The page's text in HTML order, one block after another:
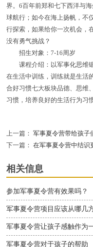
界。6百年前郑和七下西洋与
球航行；如今在海上扬帆，不
行探索，如果给你一次机会，
没有勇气挑战？
招生对象：7-16周岁
课程介绍：以军事化思维锻
在生活中训练，训练就是生活
合好习惯七大板块品德、思维
习惯，培养良好的生活行为习
上一篇： 军事夏令营带给孩子
下一篇： 在军事夏令营中结识
相关信息
参加军事夏令营有效果吗？
军事夏令营项目应该从哪几
军事夏令营让孩子感触作为
军事夏令营对于孩子的帮助